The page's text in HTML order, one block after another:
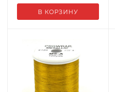
В КОРЗИНУ